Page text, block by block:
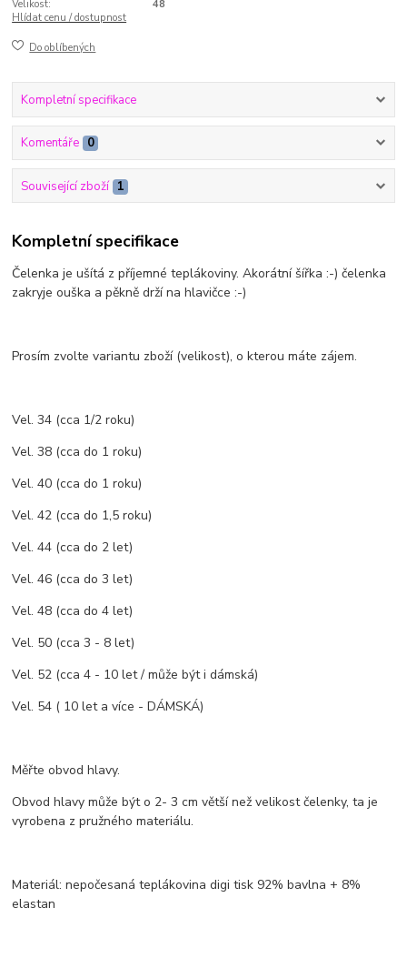
Velikost:
48
Hlídat cenu / dostupnost
Do oblíbených
Kompletní specifikace
Komentáře 0
Související zboží 1
Kompletní specifikace
Čelenka je ušítá z příjemné teplákoviny. Akorátní šířka :-) čelenka
zakryje ouška a pěkně drží na hlavičce :-)
Prosím zvolte variantu zboží (velikost), o kterou máte zájem.
Vel. 34 (cca 1/2 roku)
Vel. 38 (cca do 1 roku)
Vel. 40 (cca do 1 roku)
Vel. 42 (cca do 1,5 roku)
Vel. 44 (cca do 2 let)
Vel. 46 (cca do 3 let)
Vel. 48 (cca do 4 let)
Vel. 50 (cca 3 - 8 let)
Vel. 52 (cca 4 - 10 let / může být i dámská)
Vel. 54 ( 10 let a více - DÁMSKÁ)
Měřte obvod hlavy.
Obvod hlavy může být o 2- 3 cm větší než velikost čelenky, ta je
vyrobena z pružného materiálu.
Materiál: nepočesaná teplákovina digi tisk 92% bavlna + 8%
elastan